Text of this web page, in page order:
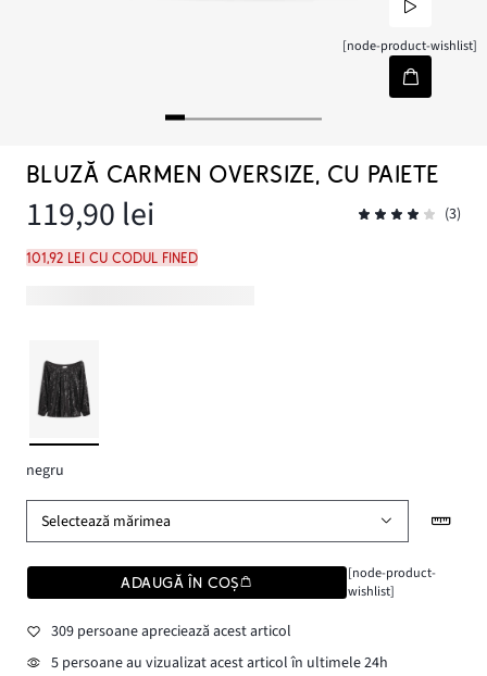
[node-product-wishlist]
BLUZĂ CARMEN OVERSIZE, CU PAIETE
119,90 lei (3)
101,92 lei cu codul FINED
negru
Selectează mărimea
ADAUGĂ ÎN COȘ
[node-product-
wishlist]
309 persoane apreciează acest articol
5 persoane au vizualizat acest articol în ultimele 24h